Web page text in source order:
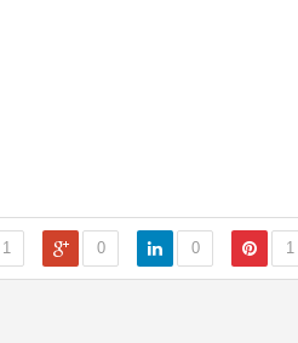
1 0 0 1